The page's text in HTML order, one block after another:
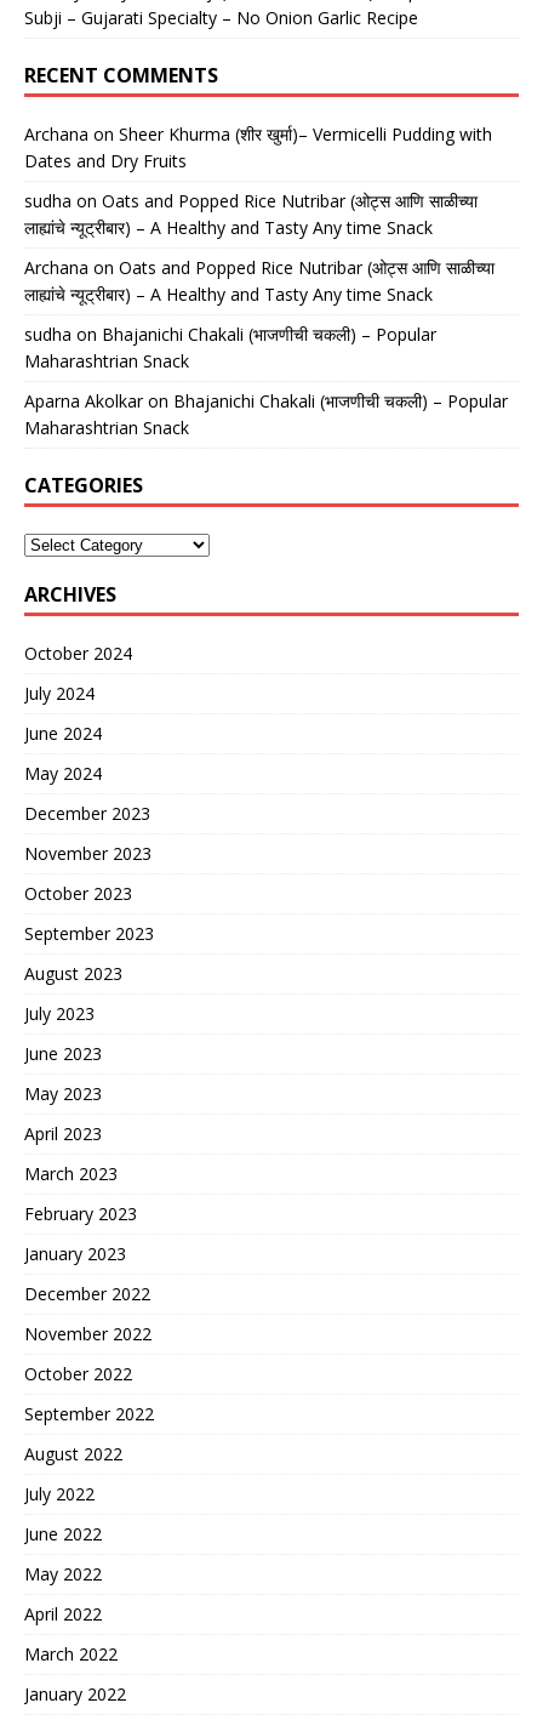
Subji – Gujarati Specialty – No Onion Garlic Recipe
RECENT COMMENTS
Archana on Sheer Khurma (शीर खुर्मा)– Vermicelli Pudding with
Dates and Dry Fruits
sudha on Oats and Popped Rice Nutribar (ओट्स आणि साळीच्या
लाह्यांचे न्यूट्रीबार) – A Healthy and Tasty Any time Snack
Archana on Oats and Popped Rice Nutribar (ओट्स आणि साळीच्या
लाह्यांचे न्यूट्रीबार) – A Healthy and Tasty Any time Snack
sudha on Bhajanichi Chakali (भाजणीची चकली) – Popular
Maharashtrian Snack
Aparna Akolkaron Bhajanichi Chakali (भाजणीची चकली) – Popular
Maharashtrian Snack
CATEGORIES
ARCHIVES
October 2024
July 2024
June 2024
May 2024
December 2023
November 2023
October 2023
September 2023
August 2023
July 2023
June 2023
May 2023
April 2023
March 2023
February 2023
January 2023
December 2022
November 2022
October 2022
September 2022
August 2022
July 2022
June 2022
May 2022
April 2022
March 2022
January 2022